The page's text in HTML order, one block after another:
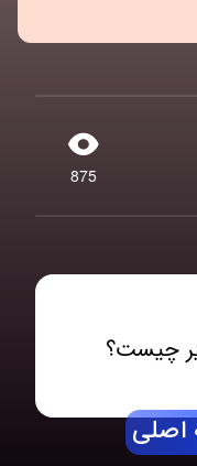
875
چیست؟
اصلی